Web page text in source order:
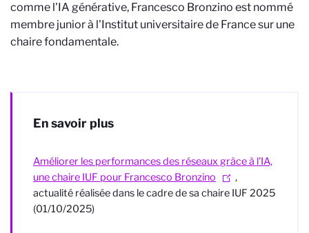
comme l'IA générative, Francesco Bronzino est nommé
membre junior à l'Institut universitaire de France sur une
chaire fondamentale.
En savoir plus
Améliorer les performances des réseaux grâce à l'IA,
une chaire IUF pour Francesco Bronzino
,
actualité réalisée dans le cadre de sa chaire IUF 2025
(01/10/2025)